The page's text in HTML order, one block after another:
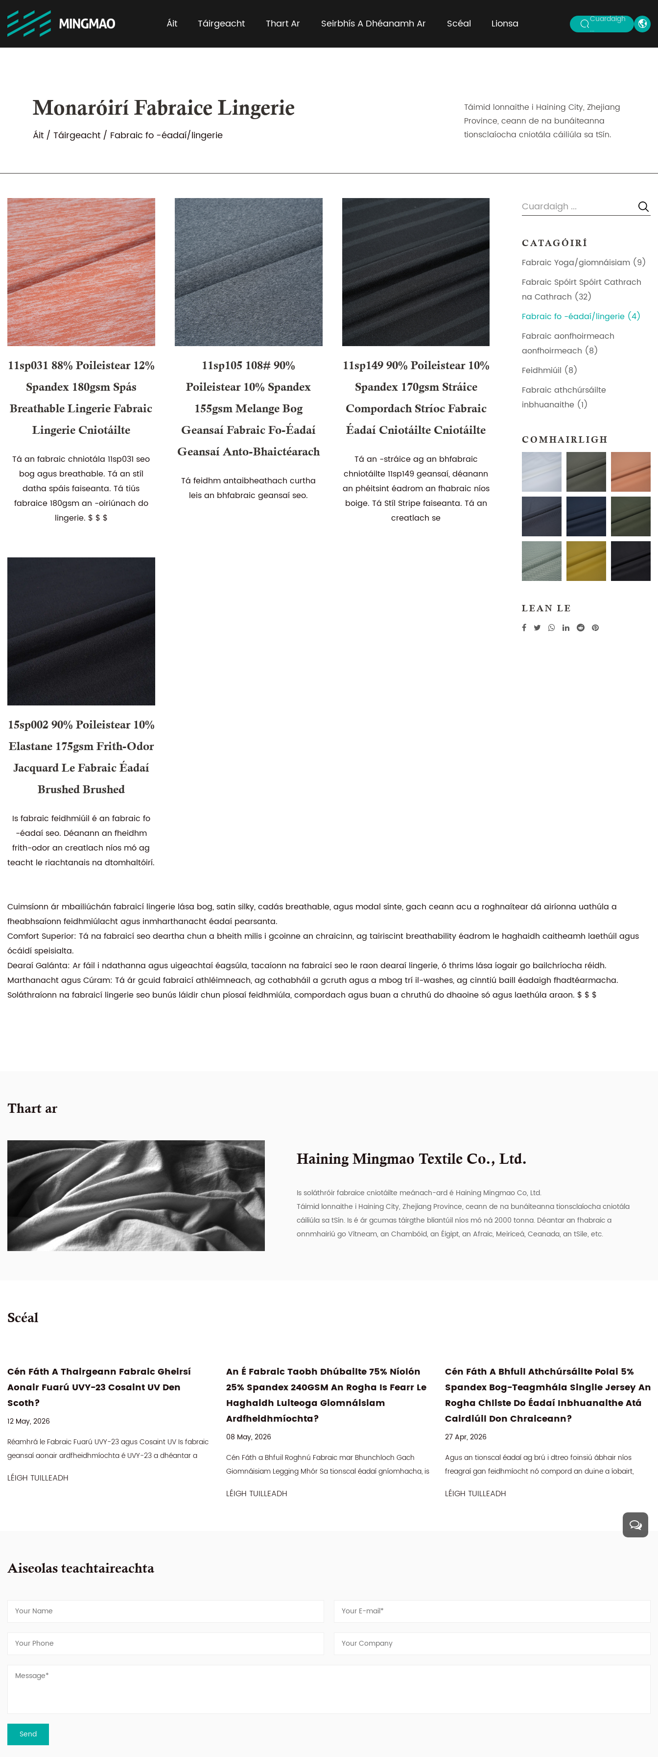
Áit Táirgeacht Thart Ar Seirbhís A Dhéanamh Ar Scéal Lionsa
Cuardaigh
...
Monaróirí Fabraice Lingerie
Áit/ Táirgeacht/ Fabraic fo -éadaí/lingerie
Táimid lonnaithe i Haining City, Zhejiang
Province, ceann de na bunáiteanna
tionsclaíocha cniotála cáiliúla sa tSín.
11sp031 88% Poileistear 12%
Spandex 180gsm Spás
Breathable Lingerie Fabraic
Lingerie Cniotáilte
Tá an fabraic chniotála 11sp031 seo
bog agus breathable. Tá an stíl
datha spáis faiseanta. Tá tiús
fabraice 180gsm an -oiriúnach do
lingerie. $ $ $
11sp105 108# 90%
Poileistear 10% Spandex
155gsm Melange Bog
Geansaí Fabraic Fo-Éadaí
Geansaí Anto-Bhaictéarach
Tá feidhm antaibheathach curtha
leis an bhfabraic geansaí seo.
11sp149 90% Poileistear 10%
Spandex 170gsm Stráice
Compordach Stríoc Fabraic
Éadaí Cniotáilte Cniotáilte
Tá an -stráice ag an bhfabraic
chniotáilte 11sp149 geansaí, déanann
an phéitsint éadrom an fhabraic níos
boige. Tá Stíl Stripe faiseanta. Tá an
creatlach se
15sp002 90% Poileistear 10%
Elastane 175gsm Frith-Odor
Jacquard Le Fabraic Éadaí
Brushed Brushed
Is fabraic feidhmiúil é an fabraic fo
-éadaí seo. Déanann an fheidhm
frith-odor an creatlach níos mó ag
teacht le riachtanais na dtomhaltóirí.
CATAGÓIRÍ
Fabraic Yoga/giomnáisiam (9)
Fabraic Spóirt Spóirt Cathrach
na Cathrach (32)
Fabraic fo -éadaí/lingerie (4)
Fabraic aonfhoirmeach
aonfhoirmeach (8)
Feidhmiúil (8)
Fabraic athchúrsáilte
inbhuanaithe (1)
COMHAIRLIGH
LEAN LE
Cuimsíonn ár mbailiúchán fabraicí lingerie lása bog, satin silky, cadás breathable, agus modal sínte, gach ceann acu a roghnaítear dá airíonna uathúla a
fheabhsaíonn feidhmiúlacht agus inmharthanacht éadaí pearsanta.
Comfort Superior: Tá na fabraicí seo deartha chun a bheith milis i gcoinne an chraicinn, ag tairiscint breathability éadrom le haghaidh caitheamh laethúil agus
ócáidí speisialta.
Dearaí Galánta: Ar fáil i ndathanna agus uigeachtaí éagsúla, tacaíonn na fabraicí seo le raon dearaí lingerie, ó thrims lása íogair go bailchríocha réidh.
Marthanacht agus Cúram: Tá ár gcuid fabraicí athléimneach, ag cothabháil a gcruth agus a mbog trí il-washes, ag cinntiú baill éadaigh fhadtéarmacha.
Soláthraíonn na fabraicí lingerie seo bunús láidir chun píosaí feidhmiúla, compordach agus buan a chruthú do dhaoine só agus laethúla araon. $ $ $
Thart ar
Haining Mingmao Textile Co., Ltd.
Is soláthróir fabraice cniotáilte meánach-ard é Haining Mingmao Co, Ltd.
Táimid lonnaithe i Haining City, Zhejiang Province, ceann de na bunáiteanna tionsclaíocha cniotála
cáiliúla sa tSín. Is é ár gcumas táirgthe bliantúil níos mó ná 2000 tonna. Déantar an fhabraic a
onnmhairiú go Vítneam, an Chambóid, an Éigipt, an Afraic, Meiriceá, Ceanada, an tSile, etc.
Scéal
a
An É Fabraic Taobh Dhúbailte 75% Níolón
25% Spandex 240GSM An Rogha Is Fearr Le
08 May, 2026
Cén Fáth a Bhfuil Roghnú Fabraic mar Bhunchloch Gach
Cén Fáth A Bhfuil Athchúrsáilte Polai 5%
Spandex Bog-Teagmhála Singile Jersey An
Rogha Chliste Do Éadaí Inbhuanaithe Atá
Cairdiúil Don Chraiceann?
Agus an tionscal éadaí ag brú i dtreo foinsiú ábhair níos
freagraí gan feidhmíocht nó compord an duine a íobairt,
LÉIGH TUILLEADH
Conas A Dhéanann Tú Éadaí Yoga
Úsáid CY320 69% Polyamide 31%
Leaisteacha Fabraic Cniotáilte
21 Apr, 2026
Chomh Maith le haghaidh Éadaí Gníomhacha CY320 Is
fabraic chniotáilte dhá thaobh leaisteacha a...
Aiseolas teachtaireachta